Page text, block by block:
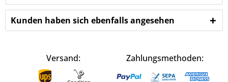
Kunden haben sich ebenfalls angesehen
Versand: Zahlungsmethoden: